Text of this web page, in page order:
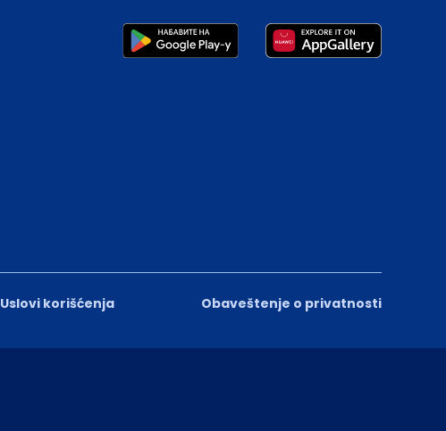
Uslovi korišćenja Obaveštenje o privatnosti